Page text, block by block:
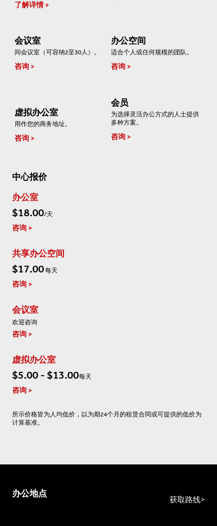
了解详情
会议室
间会议室（可容纳2至30人）。
咨询
办公空间
适合个人或任何规模的团队。
咨询
虚拟办公室
用作您的商务地址。
咨询
会员
为选择灵活办公方式的人士提供
多种方案。
咨询
中心报价
办公室
$18.00/天
咨询
共享办公空间
$17.00每天
咨询
会议室
欢迎咨询
咨询
虚拟办公室
$5.00 - $13.00每天
咨询
所示价格皆为人均低价，以为期24个月的租赁合同或可提供的低价为
计算基准。
办公地点
获取路线